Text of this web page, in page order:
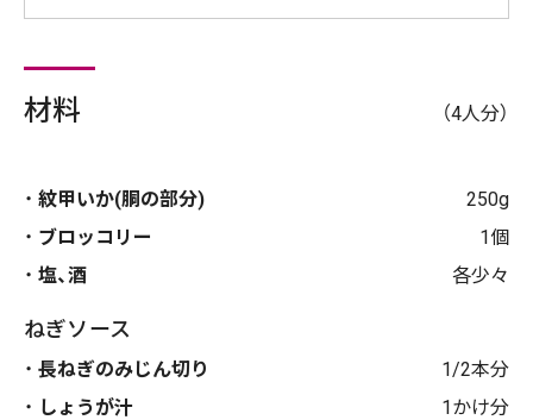
材料 （4人分）
紋甲いか(胴の部分)
250g
ブロッコリー
1個
塩、酒
各少々
ねぎソース
長ねぎのみじん切り
1/2本分
しょうが汁
1かけ分